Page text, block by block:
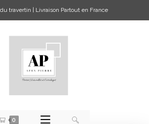
travertin | Livraison Partout en France
0